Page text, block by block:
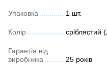
Упаковка 1 шт.
Колір сріблястий
Гарантія від
виробника
25 років